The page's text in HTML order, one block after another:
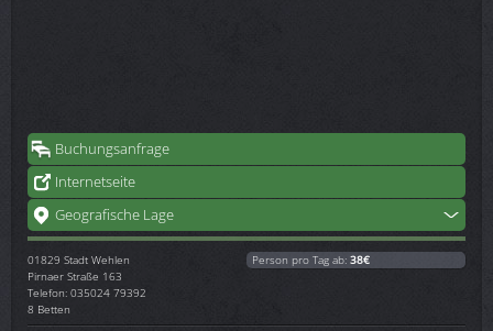
Buchungsanfrage
Internetseite
Geografische Lage
01829 Stadt Wehlen
Pirnaer Straße 163
Telefon: 035024 79392
8 Betten
Person pro Tag ab: 38€